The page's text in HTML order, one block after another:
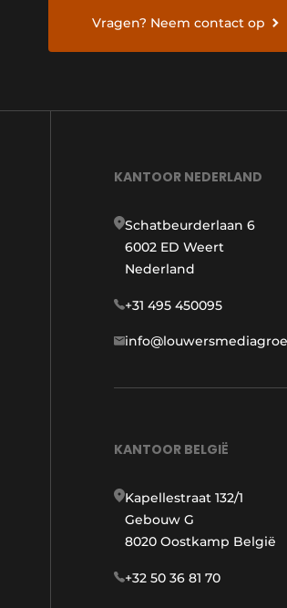
Vragen? Neem contact op
KANTOOR NEDERLAND
Schatbeurderlaan 6
6002 ED Weert
Nederland
+31 495 450095
KANTOOR BELGIË
Kapellestraat 132/1
Gebouw G
8020 Oostkamp België
+32 50 36 81 70